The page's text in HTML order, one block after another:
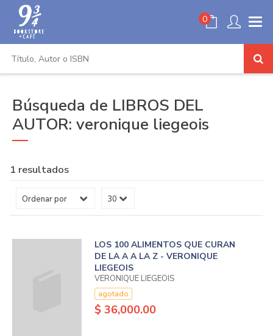
0
Búsqueda de LIBROS DEL
AUTOR: veronique liegeois
1 resultados
LOS 100 ALIMENTOS QUE CURAN
DE LA A A LA Z - VERONIQUE
LIEGEOIS
VERONIQUE LIEGEOIS
agotado
$ 36,000.00